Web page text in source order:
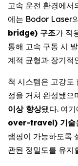
고속 운전 환경에서
에는 Bodor Laser
bridge) 구조가 적
통해 고속 구동 시
계적 균형과 장기적
척 시스템은 고강도
정을 거쳐 완성됐으
이상 향상됐다. 여기
over-travel) 기술
램핑이 가능하도록
관된 정밀도를 유지